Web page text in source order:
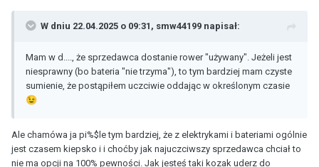
W dniu 22.04.2025 o 09:31, smw44199 napisał:
Mam w d...., że sprzedawca dostanie rower "używany". Jeżeli jest
niesprawny (bo bateria "nie trzyma"), to tym bardziej mam czyste
sumienie, że postąpiłem uczciwie oddając w określonym czasie
😉
Ale chamówa ja pi%$le tym bardziej, że z elektrykami i bateriami ogólnie
jest czasem kiepsko i i choćby jak najuczciwszy sprzedawca chciał to
nie ma opcji na 100% pewności. Jak jesteś taki kozak uderz do